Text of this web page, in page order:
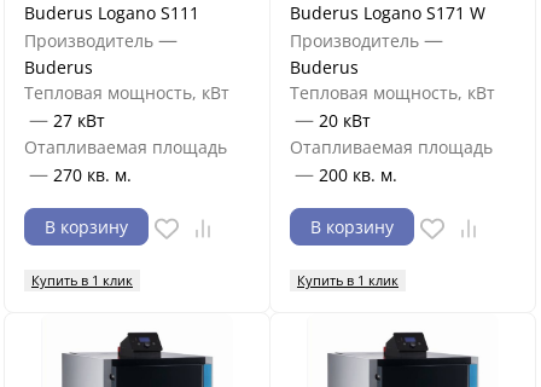
Buderus Logano S111
Производитель —
Buderus
Тепловая мощность, кВт
— 27 кВт
Отапливаемая площадь
— 270 кв. м.
В корзину
Купить в 1 клик
Buderus Logano S171 W
Производитель —
Buderus
Тепловая мощность, кВт
— 20 кВт
Отапливаемая площадь
— 200 кв. м.
В корзину
Купить в 1 клик